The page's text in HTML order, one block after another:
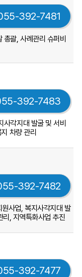
392-7481
괄, 사례관리 슈퍼비
392-7483
각지대 발굴 및 서비
차량 관리
392-7482
사업, 복지사각지대 발
리, 지역특화사업 추진
392-7477